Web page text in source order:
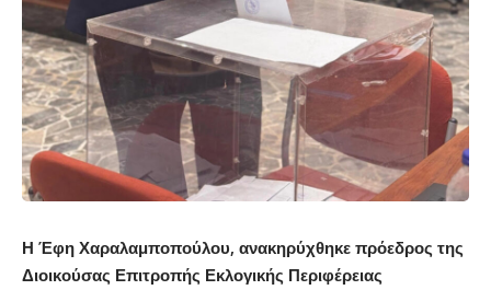
Η Έφη Χαραλαμποπούλου, ανακηρύχθηκε πρόεδρος της
Διοικούσας Επιτροπής Εκλογικής Περιφέρειας